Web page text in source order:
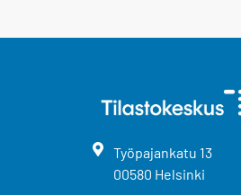
Työpajankatu 13
00580 Helsinki